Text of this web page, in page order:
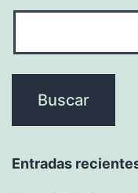
Entradas